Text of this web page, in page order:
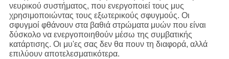
νευρικού συστήματος, που ενεργοποιεί τους μυς
χρησιμοποιώντας τους εξωτερικούς σφυγμούς. Οι
σφυγμοί φθάνουν στα βαθιά στρώματα μυών που είναι
δύσκολο να ενεργοποιηθούν μέσω της συμβατικής
κατάρτισης. Οι μυ'ες σας δεν θα πουν τη διαφορά, αλλά
επιλύουν αποτελεσματικότερα.